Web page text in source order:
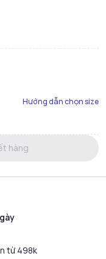
Hướng dẫn chọn size
hàng
từ 498k